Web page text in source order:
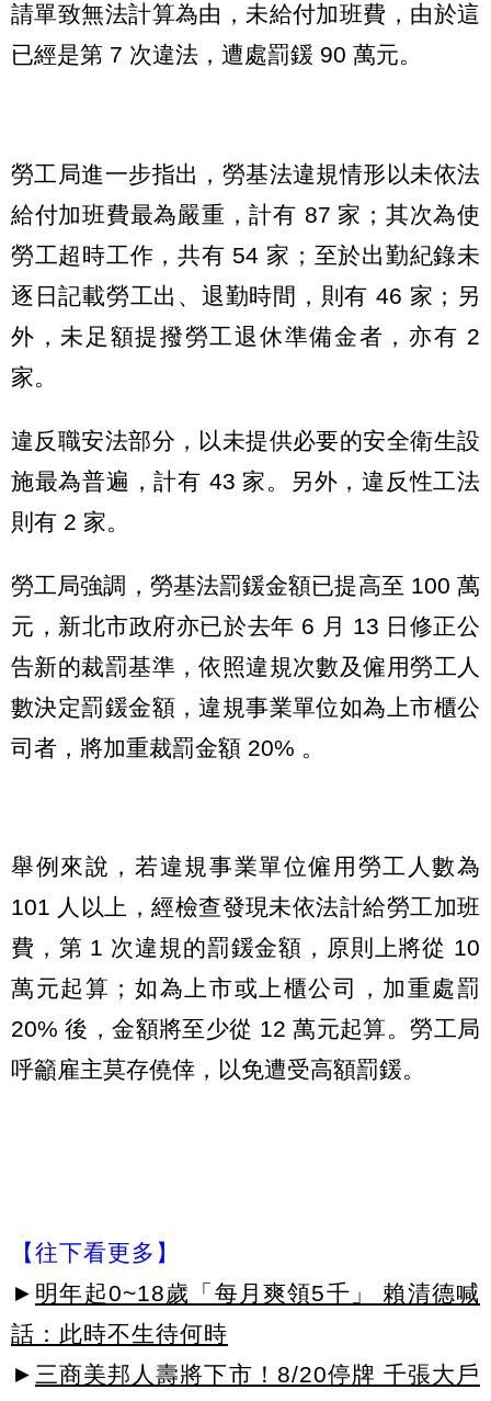
請單致無法計算為由，未給付加班費，由於這
已經是第 7 次違法，遭處罰鍰 90 萬元。
勞工局進一步指出，勞基法違規情形以未依法
給付加班費最為嚴重，計有 87 家；其次為使
勞工超時工作，共有 54 家；至於出勤紀錄未
逐日記載勞工出、退勤時間，則有 46 家；另
外，未足額提撥勞工退休準備金者，亦有 2
家。
違反職安法部分，以未提供必要的安全衛生設
施最為普遍，計有 43 家。另外，違反性工法
則有 2 家。
勞工局強調，勞基法罰鍰金額已提高至 100 萬
元，新北市政府亦已於去年 6 月 13 日修正公
告新的裁罰基準，依照違規次數及僱用勞工人
數決定罰鍰金額，違規事業單位如為上市櫃公
司者，將加重裁罰金額 20% 。
舉例來說，若違規事業單位僱用勞工人數為
101 人以上，經檢查發現未依法計給勞工加班
費，第 1 次違規的罰鍰金額，原則上將從 10
萬元起算；如為上市或上櫃公司，加重處罰
20% 後，金額將至少從 12 萬元起算。勞工局
呼籲雇主莫存僥倖，以免遭受高額罰鍰。
【往下看更多】
► 明年起0~18歲「每月爽領5千」 賴清德喊
話：此時不生待何時
► 三商美邦人壽將下市！8/20停牌 千張大戶